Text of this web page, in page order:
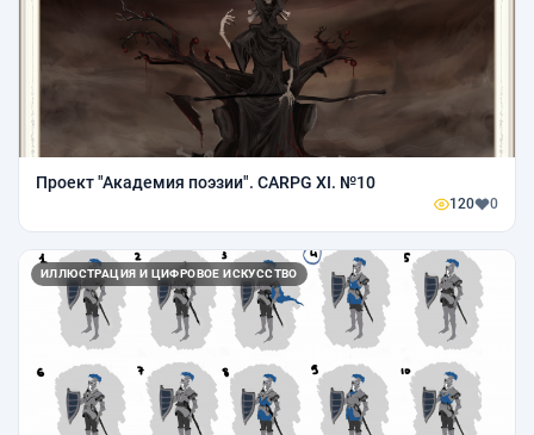
Проект "Академия поэзии". CARPG XI. №10
120 0
ИЛЛЮСТРАЦИЯ И ЦИФРОВОЕ ИСКУССТВО